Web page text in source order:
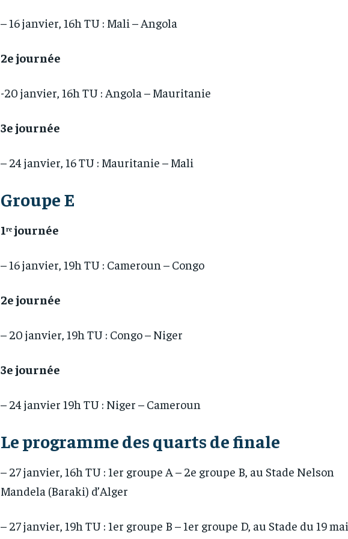
– 16 janvier, 16h TU : Mali – Angola
2e journée
-20 janvier, 16h TU : Angola – Mauritanie
3e journée
– 24 janvier, 16 TU : Mauritanie – Mali
Groupe E
1ʳᵉ journée
– 16 janvier, 19h TU : Cameroun – Congo
2e journée
– 20 janvier, 19h TU : Congo – Niger
3e journée
– 24 janvier 19h TU : Niger – Cameroun
Le programme des quarts de finale
– 27 janvier, 16h TU : 1er groupe A – 2e groupe B, au Stade Nelson
Mandela (Baraki) d’Alger
– 27 janvier, 19h TU : 1er groupe B – 1er groupe D, au Stade du 19 mai